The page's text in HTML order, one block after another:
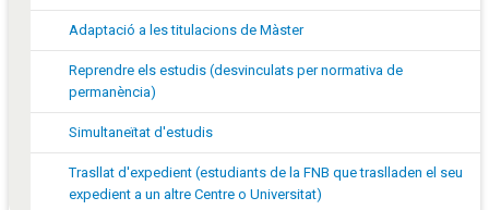
Adaptació a les titulacions de Màster
Reprendre els estudis (desvinculats per normativa de
permanència)
Simultaneïtat d'estudis
Trasllat d'expedient (estudiants de la FNB que traslladen el seu
expedient a un altre Centre o Universitat)